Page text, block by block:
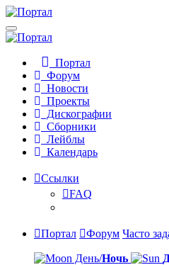
Портал
Форум
Новости
Проекты
Дискографии
Сборники
Лейблы
Календарь
Ссылки
FAQ
Портал Форум Часто
День/Ночь